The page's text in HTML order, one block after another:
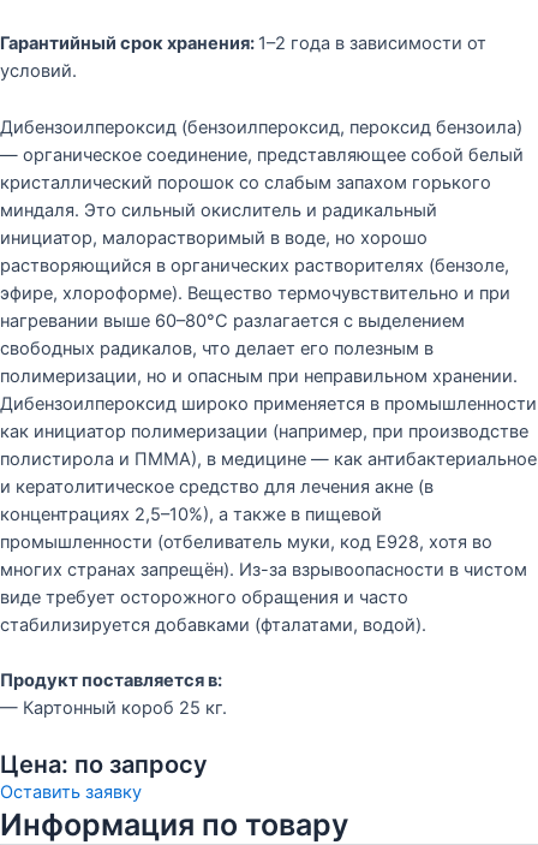
Гарантийный срок хранения: 1–2 года в зависимости от
условий.
Дибензоилпероксид (бензоилпероксид, пероксид бензоила)
— органическое соединение, представляющее собой белый
кристаллический порошок со слабым запахом горького
миндаля. Это сильный окислитель и радикальный
инициатор, малорастворимый в воде, но хорошо
растворяющийся в органических растворителях (бензоле,
эфире, хлороформе). Вещество термочувствительно и при
нагревании выше 60–80°C разлагается с выделением
свободных радикалов, что делает его полезным в
полимеризации, но и опасным при неправильном хранении.
Дибензоилпероксид широко применяется в промышленности
как инициатор полимеризации (например, при производстве
полистирола и ПММА), в медицине — как антибактериальное
и кератолитическое средство для лечения акне (в
концентрациях 2,5–10%), а также в пищевой
промышленности (отбеливатель муки, код E928, хотя во
многих странах запрещён). Из-за взрывоопасности в чистом
виде требует осторожного обращения и часто
стабилизируется добавками (фталатами, водой).
Продукт поставляется в:
— Картонный короб 25 кг.
Цена: по запросу
Оставить заявку
Информация по товару